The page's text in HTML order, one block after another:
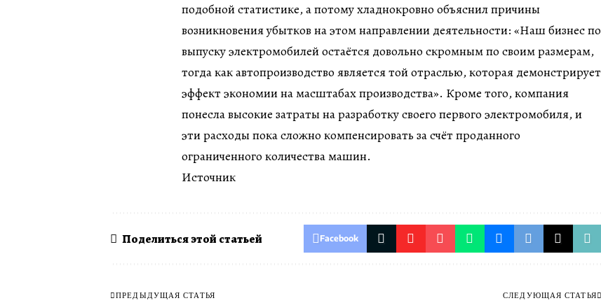
подобной статистике, а потому хладнокровно объяснил причины
возникновения убытков на этом направлении деятельности: «Наш бизнес по
выпуску электромобилей остаётся довольно скромным по своим размерам,
тогда как автопроизводство является той отраслью, которая демонстрирует
эффект экономии на масштабах производства». Кроме того, компания
понесла высокие затраты на разработку своего первого электромобиля, и
эти расходы пока сложно компенсировать за счёт проданного
ограниченного количества машин.
Источник
Поделиться этой статьей Facebook
ПРЕДЫДУЩАЯ СТАТЬЯ СЛЕДУЮЩАЯ СТАТЬЯ